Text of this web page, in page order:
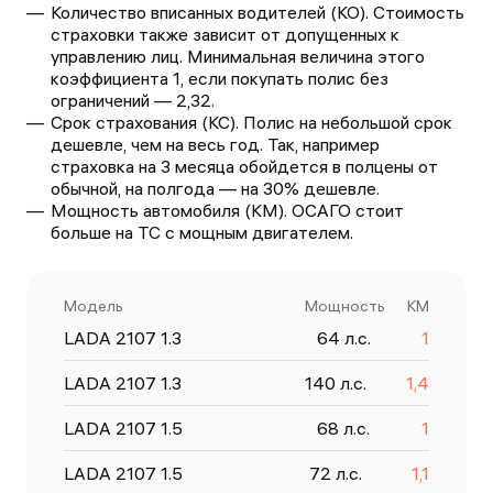
Количество вписанных водителей (КО). Стоимость
страховки также зависит от допущенных к
управлению лиц. Минимальная величина этого
коэффициента 1, если покупать полис без
ограничений — 2,32.
Срок страхования (КС). Полис на небольшой срок
дешевле, чем на весь год. Так, например
страховка на 3 месяца обойдется в полцены от
обычной, на полгода — на 30% дешевле.
Мощность автомобиля (КМ). ОСАГО стоит
больше на ТС с мощным двигателем.
Модель Мощность КМ
LADA 2107 1.3 64 л.с. 1
LADA 2107 1.3 140 л.с. 1,4
LADA 2107 1.5 68 л.с. 1
LADA 2107 1.5 72 л.с. 1,1